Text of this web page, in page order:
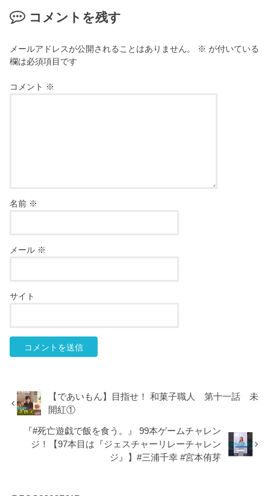
コメントを残す
メールアドレスが公開されることはありません。 ※ が付いている
欄は必須項目です
コメント ※
名前 ※
メール ※
サイト
【であいもん】目指せ！ 和菓子職人 第十一話 未
開紅①
『#死亡遊戯で飯を食う。』 99本ゲームチャレン
ジ！【97本目は『ジェスチャーリレーチャレン
ジ』】#三浦千幸 #宮本侑芽